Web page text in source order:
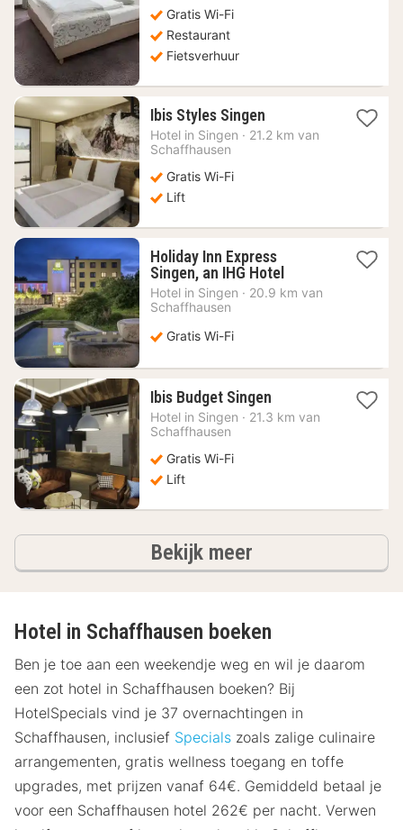
Gratis Wi-Fi
Restaurant
Fietsverhuur
Ibis Styles Singen1
nacht
Hotel in Singen · 21.2 km van
Schaffhausen
Gratis Wi-Fi
Lift
Holiday Inn Express
Singen, an IHG Hotel1
nacht
Hotel in Singen · 20.9 km van
Schaffhausen
Gratis Wi-Fi
Ibis Budget Singen1
nacht
Hotel in Singen · 21.3 km van
Schaffhausen
Gratis Wi-Fi
Lift
Bekijk meerhotels
Hotel in Schaffhausen boeken
Ben je toe aan een weekendje weg en wil je daarom
een zot hotel in Schaffhausen boeken? Bij
HotelSpecials vind je 37 overnachtingen in
Schaffhausen, inclusief Specials zoals zalige culinaire
arrangementen, gratis wellness toegang en toffe
upgrades, met prijzen vanaf 64€. Gemiddeld betaal je
voor een Schaffhausen hotel 262€ per nacht. Verwen